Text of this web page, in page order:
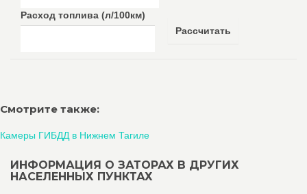
Расход топлива (л/100км)
Рассчитать
Смотрите также:
Камеры ГИБДД в Нижнем Тагиле
ИНФОРМАЦИЯ О ЗАТОРАХ В ДРУГИХ
НАСЕЛЕННЫХ ПУНКТАХ